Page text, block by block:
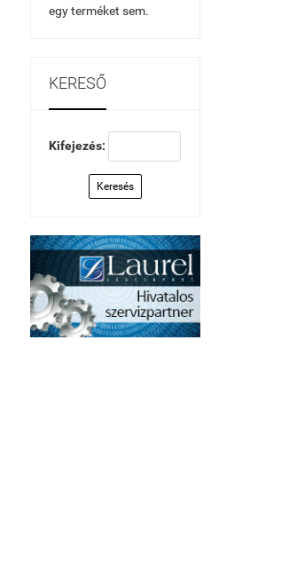
egy terméket sem.
KERESŐ
Kifejezés:
Keresés